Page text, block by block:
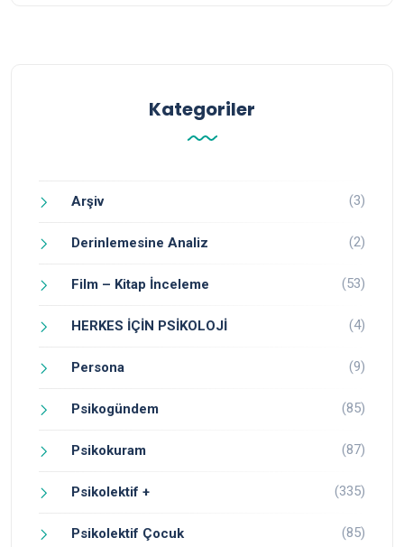
Kategoriler
Arşiv (3)
Derinlemesine Analiz (2)
Film – Kitap İnceleme (53)
HERKES İÇİN PSİKOLOJİ (4)
Persona (9)
Psikogündem (85)
Psikokuram (87)
Psikolektif + (335)
Psikolektif Çocuk (85)